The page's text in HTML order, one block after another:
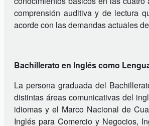
comprensión auditiva y de lectura
acorde con las demandas actuales
Bachillerato en Inglés como
La persona graduada del
distintas áreas comunicativas del
idiomas y el Marco Nacional de
Inglés para Comercio y Negocios,